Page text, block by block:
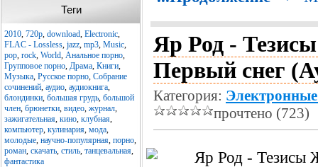
Теги
2010, 720p, download, Electronic,
FLAC - Lossless, jazz, mp3, Music,
pop, rock, World, Анальное порно,
Групповое порно, Драма, Книги,
Музыка, Русское порно, Собрание
сочинений, аудио, аудиокнига,
блондинки, большая грудь, большой
член, брюнетки, видео, журнал,
зажигательная, кино, клубная,
компьютер, кулинария, мода,
молодые, научно-популярная, порно,
роман, скачать, стиль, танцевальная,
фантастика
Яр Род -
Первый снег
Категория:
прочтено (723)